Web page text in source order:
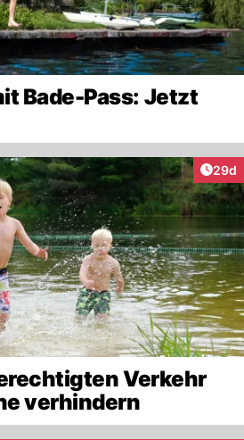
Bade-Pass: Jetzt
29d
Verkehr
verhindern